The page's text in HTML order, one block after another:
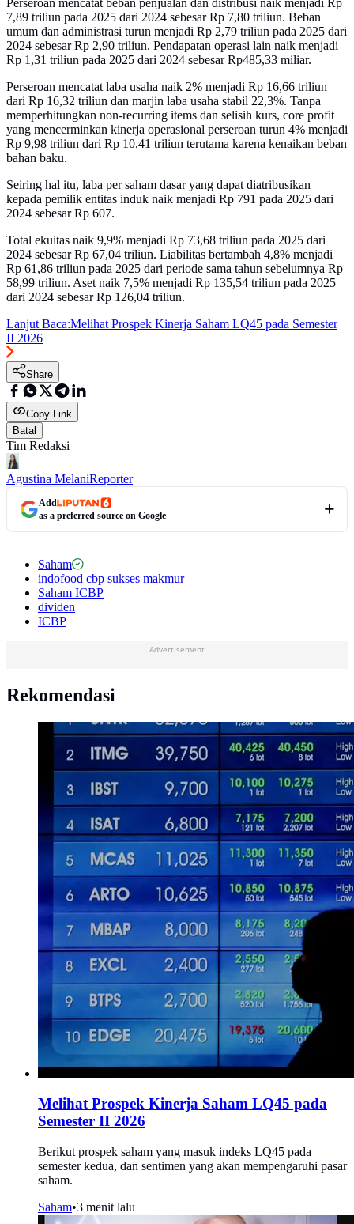
7,89 triliun pada 2025 dari 2024 sebesar Rp 7,80 triliun. Beban
umum dan administrasi turun menjadi Rp 2,79 triliun pada 2025 dari
2024 sebesar Rp 2,90 triliun. Pendapatan operasi lain naik menjadi
Rp 1,31 triliun pada 2025 dari 2024 sebesar Rp485,33 miliar.
Perseroan mencatat laba usaha naik 2% menjadi Rp 16,66 triliun
dari Rp 16,32 triliun dan marjin laba usaha stabil 22,3%. Tanpa
memperhitungkan non-recurring items dan selisih kurs, core profit
yang mencerminkan kinerja operasional perseroan turun 4% menjadi
Rp 9,98 triliun dari Rp 10,41 triliun terutama karena kenaikan beban
bahan baku.
Seiring hal itu, laba per saham dasar yang dapat diatribusikan
kepada pemilik entitas induk naik menjadi Rp 791 pada 2025 dari
2024 sebesar Rp 607.
Total ekuitas naik 9,9% menjadi Rp 73,68 triliun pada 2025 dari
2024 sebesar Rp 67,04 triliun. Liabilitas bertambah 4,8% menjadi
Rp 61,86 triliun pada 2025 dari periode sama tahun sebelumnya Rp
58,99 triliun. Aset naik 7,5% menjadi Rp 135,54 triliun pada 2025
dari 2024 sebesar Rp 126,04 triliun.
Lanjut Baca:Melihat Prospek Kinerja Saham LQ45 pada Semester
II 2026
Share
Copy Link
Batal
Tim Redaksi
Agustina MelaniReporter
Add
as a preferred source on Google
Saham
indofood cbp sukses makmur
Saham ICBP
dividen
ICBP
Advertisement
Rekomendasi
Melihat Prospek Kinerja Saham LQ45 pada
Semester II 2026
Berikut prospek saham yang masuk indeks LQ45 pada
semester kedua, dan sentimen yang akan mempengaruhi pasar
saham.
Saham•3 menit lalu